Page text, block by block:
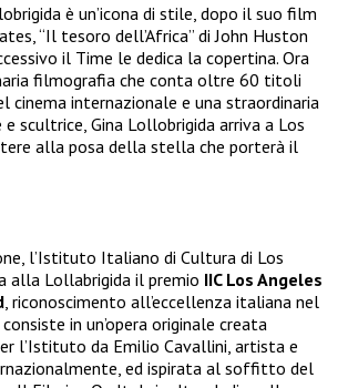
è un’icona di stile, dopo il suo film
“Il tesoro dell’Africa” di John Huston
il Time le dedica la copertina. Ora
filmografia che conta oltre 60 titoli
cinema internazionale e una straordinaria
scultrice, Gina Lollobrigida arriva a Los
alla posa della stella che porterà il
l’Istituto Italiano di Cultura di Los
alla Lollabrigida il premio IIC Los Angeles
, riconoscimento all’eccellenza italiana nel
in un’opera originale creata
l’Istituto da Emilio Cavallini, artista e
ed ispirata al soffitto del